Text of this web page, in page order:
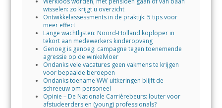
wisselen: zo krijgt u overzicht
Ontwikkelassessments in de praktijk: 5 tips voor
meer effect
Lange wachtlijsten: Noord-Holland koploper in
tekort aan medewerkers kinderopvang
Genoeg is genoeg: campagne tegen toenemende
agressie op de winkelvloer
Ondanks vele vacatures geen vakmens te krijgen
voor bepaalde beroepen
Ondanks toename WW-uitkeringen blijft de
schreeuw om personeel
Opinie – De Nationale Carrièrebeurs: louter voor
afstudeerders en (young) professionals?